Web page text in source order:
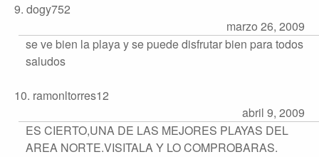
9. dogy752
marzo 26, 2009
se ve bien la playa y se puede disfrutar bien para todos
saludos
10. ramonltorres12
abril 9, 2009
ES CIERTO,UNA DE LAS MEJORES PLAYAS DEL
AREA NORTE.VISITALA Y LO COMPROBARAS.